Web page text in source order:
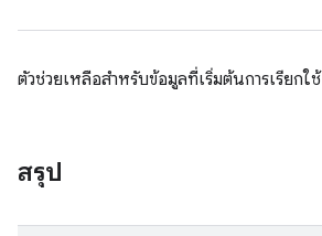
ตัวช่วยเหลือสำหรับข้อมูลที่เริ่มต้นการเรียกใช้
สรุป